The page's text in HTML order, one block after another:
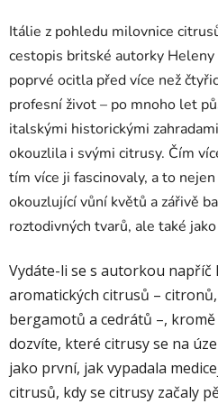
Itálie z pohledu milovnice
cestopis britské autorky
poprvé ocitla před více než
profesní život – po mnoho let
italskými historickými
okouzlila i svými citrusy. Čím
tím více ji fascinovaly, a to
okouzlující vůní květů a zářivě
roztodivných tvarů, ale také
Vydáte-li se s autorkou napříč
aromatických citrusů –
bergamotů a cedrátů –,
dozvíte, které citrusy se na
jako první, jak vypadala
citrusů, kdy se citrusy začaly